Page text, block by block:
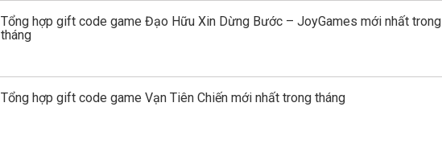
Tổng hợp gift code game Đạo Hữu Xin Dừng Bước – JoyGames mới nhất trong
tháng
Tổng hợp gift code game Vạn Tiên Chiến mới nhất trong tháng